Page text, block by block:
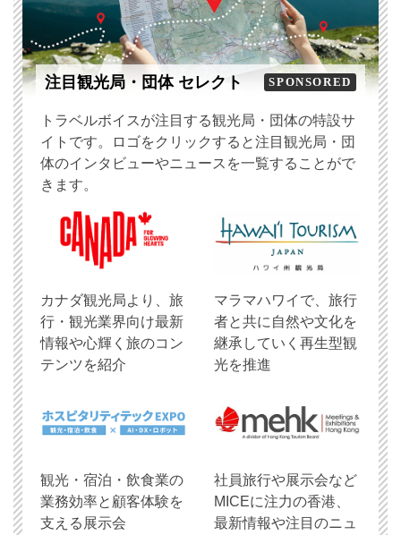
注目観光局・団体 セレクト SPONSORED
トラベルボイスが注目する観光局・団体の特設サ
イトです。ロゴをクリックすると注目観光局・団
体のインタビューやニュースを一覧することがで
きます。
​カナダ観光局より、旅
行・観光業界向け最新
情報や心輝く旅のコン
テンツを紹介
マラマハワイで、旅行
者と共に自然や文化を
継承していく再生型観
光を推進
観光・宿泊・飲食業の
業務効率と顧客体験を
支える展示会
社員旅行や展示会など
MICEに注力の香港、
最新情報や注目のニュ